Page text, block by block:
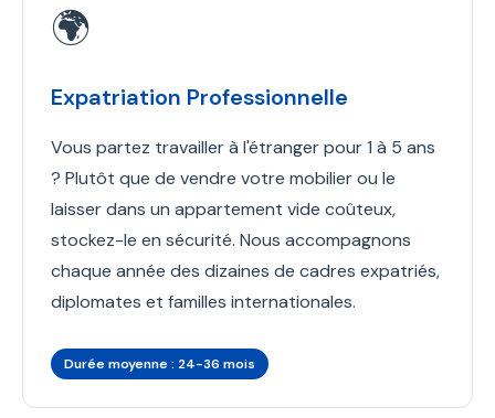
🌍
Expatriation Professionnelle
Vous partez travailler à l'étranger pour 1 à 5 ans
? Plutôt que de vendre votre mobilier ou le
laisser dans un appartement vide coûteux,
stockez-le en sécurité. Nous accompagnons
chaque année des dizaines de cadres expatriés,
diplomates et familles internationales.
Durée moyenne : 24-36 mois